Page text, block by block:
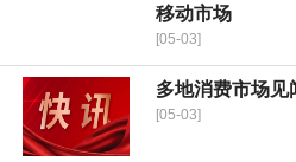
移动市场
[05-03]
多地消费市场见
[05-03]